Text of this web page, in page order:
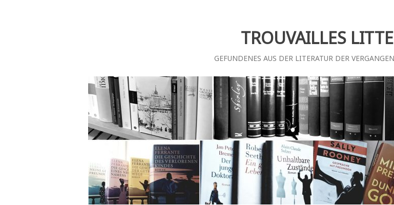
TROUVAILLES
GEFUNDENES AUS DER LITERATUR DER